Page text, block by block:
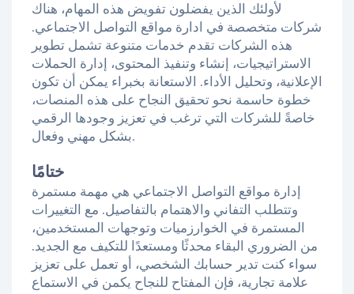
لأولئك الذين يفضلون تفويض هذه المهام، هناك
شركات متخصصة في ادارة مواقع التواصل الاجتماعي.
هذه الشركات تقدم خدمات متنوعة تشمل تطوير
الاستراتيجيات، إنشاء وتنفيذ المحتوى، إدارة الحملات
الإعلانية، وتحليل الأداء. الاستعانة بخبراء يمكن أن تكون
خطوة حاسمة نحو تحقيق النجاح على هذه المنصات،
خاصةً للشركات التي ترغب في تعزيز وجودها الرقمي
بشكل مهني وفعال.
ختامًا
إدارة مواقع التواصل الاجتماعي هي مهمة مستمرة
وتتطلب التفاني والاهتمام بالتفاصيل. مع التغييرات
المستمرة في الخوارزميات وتوجهات المستخدمين،
من الضروري البقاء محدثًا ومستعدًا للتكيف مع الجديد.
سواء كنت تدير حسابك الشخصي، أو تعمل على تعزيز
علامة تجارية، فإن المفتاح للنجاح يكمن في الاستماع